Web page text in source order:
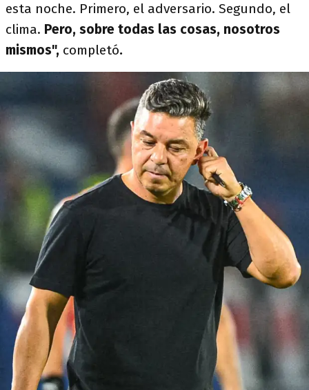
esta noche. Primero, el adversario. Segundo, el
clima. Pero, sobre todas las cosas, nosotros
mismos", completó.